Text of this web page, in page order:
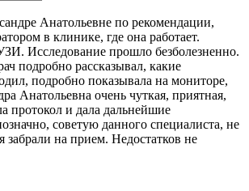
Анатольевне по рекомендации,
в клинике, где она работает.
Исследование прошло безболезненно.
подробно рассказывал, какие
подробно показывала на мониторе,
Анатольевна очень чуткая, приятная,
протокол и дала дальнейшие
советую данного специалиста, не
забрали на прием. Недостатков не